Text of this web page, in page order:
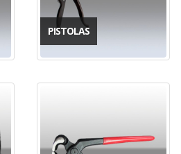
PISTOLAS